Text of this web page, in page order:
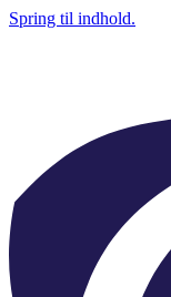
Spring til indhold.